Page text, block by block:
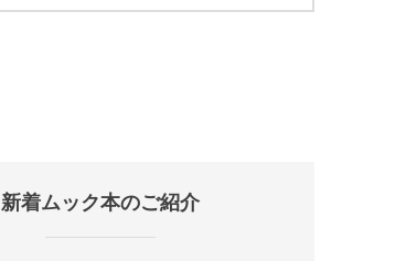
新着ムック本のご紹介